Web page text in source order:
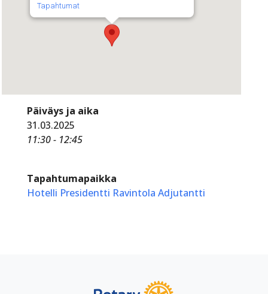
Tapahtumat
Päiväys ja aika
31.03.2025
11:30 - 12:45
Tapahtumapaikka
Hotelli Presidentti Ravintola Adjutantti